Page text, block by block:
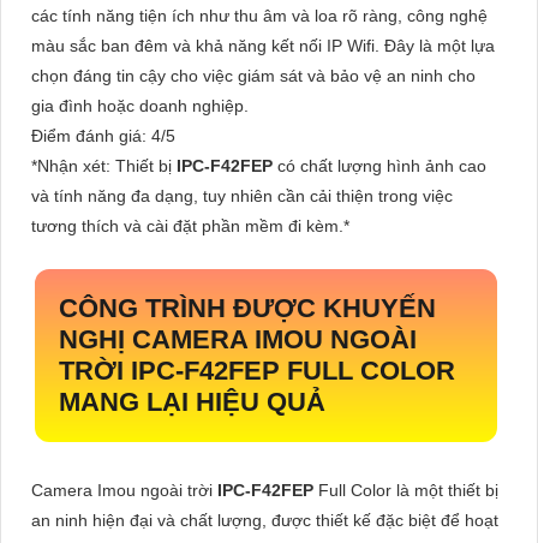
các tính năng tiện ích như thu âm và loa rõ ràng, công nghệ
màu sắc ban đêm và khả năng kết nối IP Wifi. Đây là một lựa
chọn đáng tin cậy cho việc giám sát và bảo vệ an ninh cho
gia đình hoặc doanh nghiệp.
Điểm đánh giá: 4/5
*Nhận xét: Thiết bị IPC-F42FEP có chất lượng hình ảnh cao
và tính năng đa dạng, tuy nhiên cần cải thiện trong việc
tương thích và cài đặt phần mềm đi kèm.*
CÔNG TRÌNH ĐƯỢC KHUYẾN
NGHỊ CAMERA IMOU NGOÀI
TRỜI IPC-F42FEP FULL COLOR
MANG LẠI HIỆU QUẢ
Camera Imou ngoài trời IPC-F42FEP Full Color là một thiết bị
an ninh hiện đại và chất lượng, được thiết kế đặc biệt để hoạt